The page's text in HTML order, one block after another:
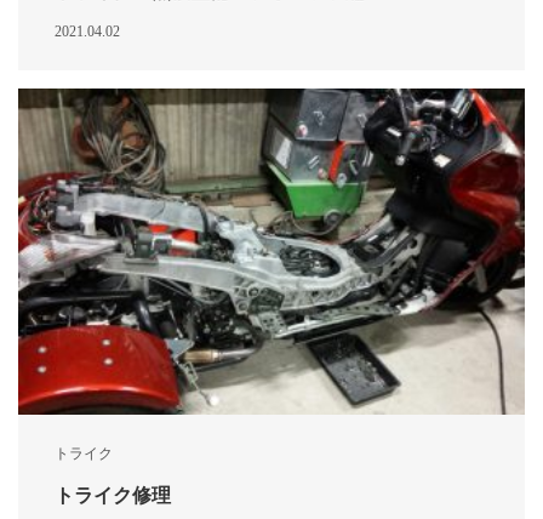
2021.04.02
トライク
トライク修理